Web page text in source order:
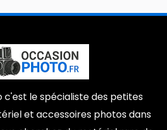
c'est le spécialiste des petites
et accessoires photos dans